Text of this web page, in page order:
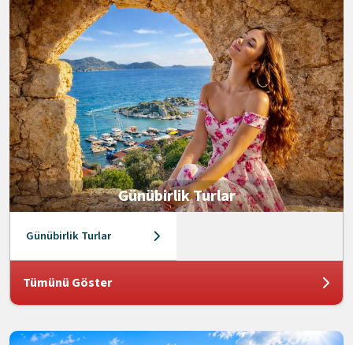
Günübirlik Turlar
Günübirlik Turlar
Tümünü Göster